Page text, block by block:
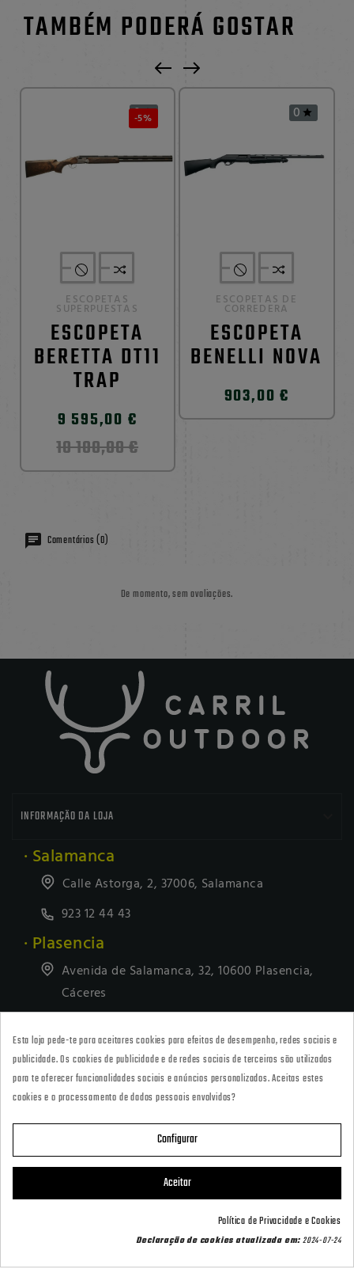
TAMBÉM PODERÁ GOSTAR
-5%
0
ESCOPETAS
SUPERPUESTAS
ESCOPETA
BERETTA DT11
TRAP
9 595,00 €
10 100,00 €
0 
ESCOPETAS DE
CORREDERA
ESCOPETA
BENELLI NOVA
903,00 €
Comentários (0)
De momento, sem avaliações.
INFORMAÇÃO DA LOJA
· Salamanca
Calle Astorga, 2, 37006, Salamanca
923 12 44 43
· Plasencia
Avenida de Salamanca, 32, 10600 Plasencia,
Cáceres
· Tienda Online
marketing@armeriacarril.com
CATEGORÍAS 

CARRIL OUTDOOR 
Contact us via WhatsApp
Esta loja pede-te para aceitares cookies para efeitos de desempenho, redes sociais e
publicidade. Os cookies de publicidade e de redes sociais de terceiros são utilizados
para te oferecer funcionalidades sociais e anúncios personalizados. Aceitas estes
cookies e o processamento de dados pessoais envolvidos?
Configurar
Aceitar
Política de Privacidade e Cookies
Declaração de cookies atualizada em:2024-07-24